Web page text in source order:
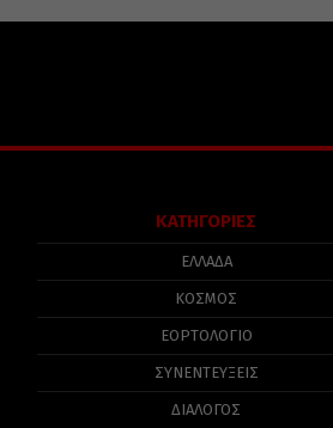
ΚΑΤΗΓΟΡΙΕΣ
ΕΛΛΑΔΑ
ΚΟΣΜΟΣ
ΕΟΡΤΟΛΟΓΙΟ
ΣΥΝΕΝΤΕΥΞΕΙΣ
ΔΙΑΛΟΓΟΣ